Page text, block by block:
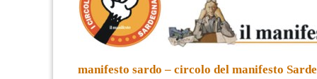
manifesto sardo – circolo del manifesto